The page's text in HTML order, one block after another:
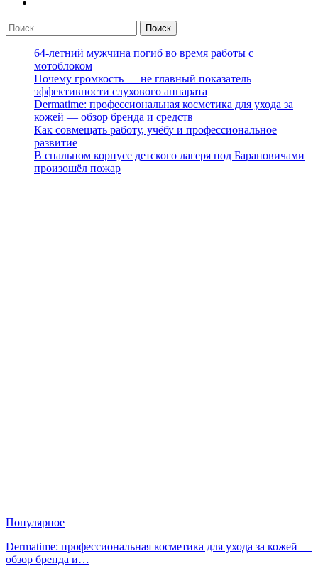
64-летний мужчина погиб во время работы с
мотоблоком
Почему громкость — не главный показатель
эффективности слухового аппарата
Dermatime: профессиональная косметика для ухода за
кожей — обзор бренда и средств
Как совмещать работу, учёбу и профессиональное
развитие
В спальном корпусе детского лагеря под Барановичами
произошёл пожар
Популярное
Dermatime: профессиональная косметика для ухода за кожей —
обзор бренда и…